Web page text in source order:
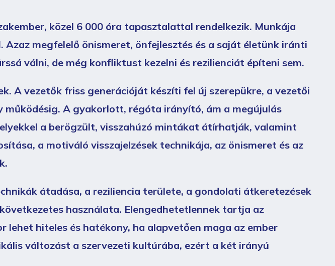
közel 6 000 óra tapasztalattal rendelkezik. Munkája
megfelelő önismeret, önfejlesztés és a saját életünk iránti
válni, de még konfliktust kezelni és rezilienciát építeni sem.
A vezetők friss generációját készíti fel új szerepükre, a vezetői
A gyakorlott, régóta irányító, ám a megújulás
a berögzült, visszahúzó mintákat átírhatják, valamint
a motiváló visszajelzések technikája, az önismeret és az
átadása, a reziliencia területe, a gondolati átkeretezések
használata. Elengedhetetlennek tartja az
hiteles és hatékony, ha alapvetően maga az ember
változást a szervezeti kultúrába, ezért a két irányú